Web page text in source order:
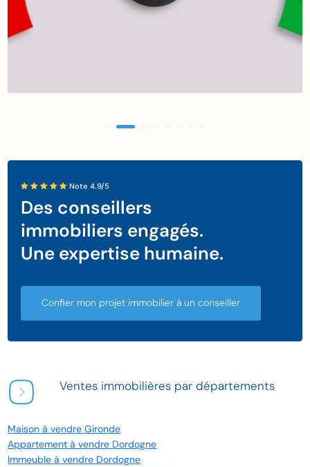
Note 4.9/5
Des conseillers
immobiliers engagés.
Une expertise humaine.
Confier mon projet immobilier à un conseiller
Ventes immobilières par départements
Maison à vendre Gironde
Appartement à vendre Dordogne
Immeuble à vendre Dordogne